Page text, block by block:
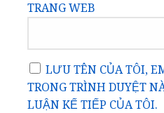
TRANG WEB
LƯU TÊN CỦA TÔI,
TRONG TRÌNH DUYỆT
LUẬN KẾ TIẾP CỦA TÔI.